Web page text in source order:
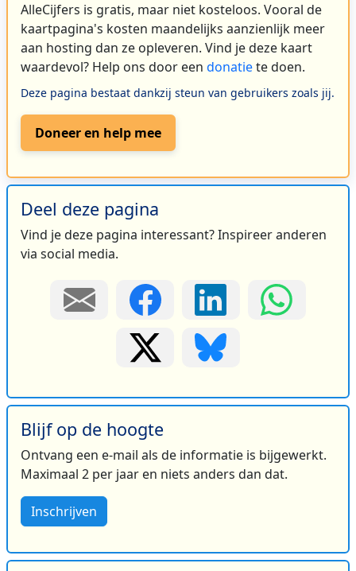
AlleCijfers is gratis, maar niet kosteloos. Vooral de
kaartpagina's kosten maandelijks aanzienlijk meer
aan hosting dan ze opleveren. Vind je deze kaart
waardevol? Help ons door een donatiete doen.
Deze pagina bestaat dankzij steun van gebruikers zoals jij.
Doneer en help mee
Deel deze pagina
Vind je deze pagina interessant? Inspireer anderen
via social media.
Blijf op de hoogte
Ontvang een e-mail als de informatie is bijgewerkt.
Maximaal 2 per jaar en niets anders dan dat.
Inschrijven